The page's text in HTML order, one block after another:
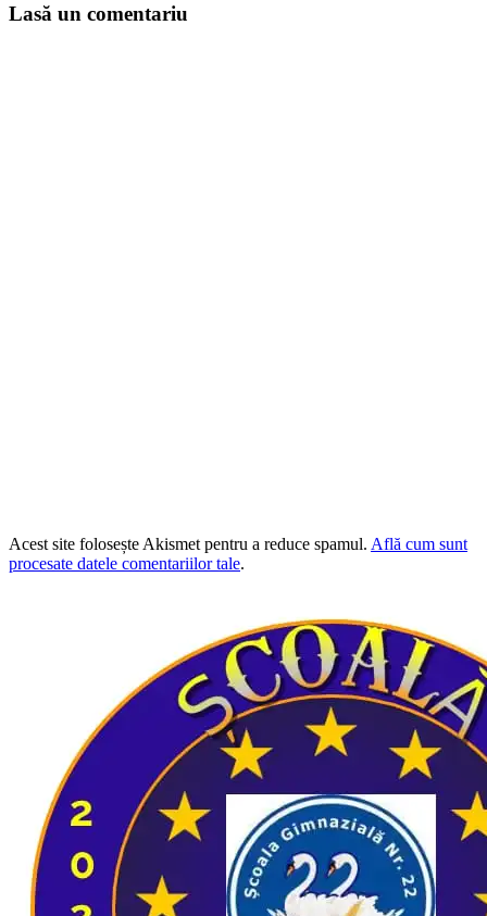
Lasă un comentariu
Acest site folosește Akismet pentru a reduce spamul. Află cum sunt
procesate datele comentariilor tale.